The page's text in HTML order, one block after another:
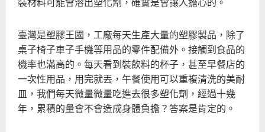
臺灣是塑膠王國，工廠每天生產大量的塑膠製品，除了
桌子椅子車子手機等用品的零件配備外。接觸到食品的
機率也滿高的。每天看到裝飲料的杯子，甚至早餐店的
一次性用品，用完就丟，午餐使用可以重複清洗的美耐
皿，我們每天微量微量吃進去很多塑化劑，經過十幾
年，累積的量會不會造成身體負擔？答案是肯定的。